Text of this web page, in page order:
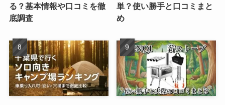
る？基本情報や口コミを徹
底調査
単？使い勝手と口コミまと
め